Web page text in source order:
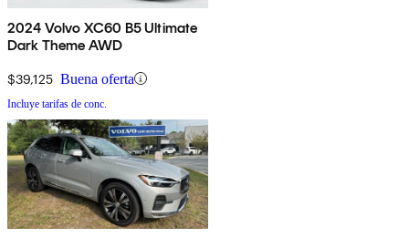
2024 Volvo XC60 B5 Ultimate
Dark Theme AWD
$39,125 Buena oferta
Incluye tarifas de conc.